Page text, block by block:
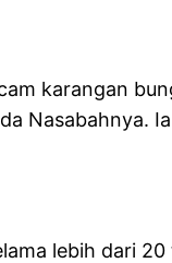
karangan
Nasabahnya.
lebih dari